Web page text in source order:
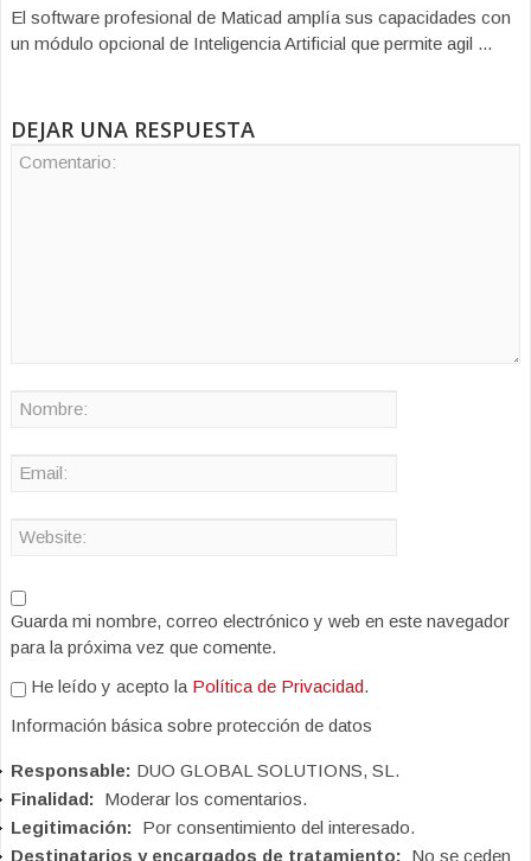
El software profesional de Maticad amplía sus capacidades con
un módulo opcional de Inteligencia Artificial que permite agil ...
DEJAR UNA RESPUESTA
Guarda mi nombre, correo electrónico y web en este navegador
para la próxima vez que comente.
He leído y acepto la Política de Privacidad.
Información básica sobre protección de datos
Responsable: DUO GLOBAL SOLUTIONS, SL.
Finalidad: Moderar los comentarios.
Legitimación: Por consentimiento del interesado.
Destinatarios y encargados de tratamiento: No se ceden